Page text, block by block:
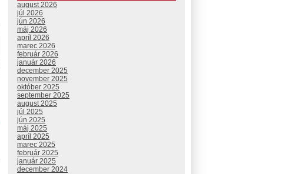
august 2026
júl 2026
jún 2026
máj 2026
apríl 2026
marec 2026
február 2026
január 2026
december 2025
november 2025
október 2025
september 2025
august 2025
júl 2025
jún 2025
máj 2025
apríl 2025
marec 2025
február 2025
január 2025
december 2024